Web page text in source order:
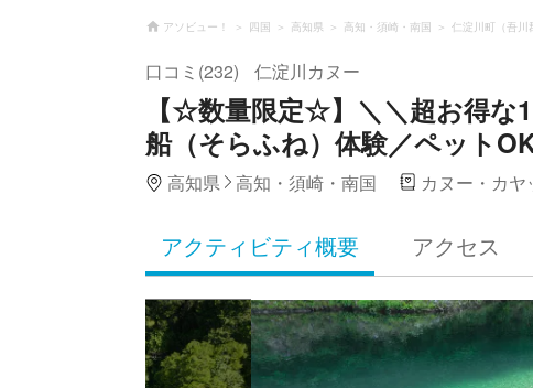
アソビュー！ 四国 高知県 高知・須崎・南国 仁淀川町（吾川
口コミ(232) 仁淀川カヌー
【☆数量限定☆】＼＼超お得な
船（そらふね）体験／ペット
高知県 高知・須崎・南国 カヌー・カヤ
アクティビティ概要 アクセス